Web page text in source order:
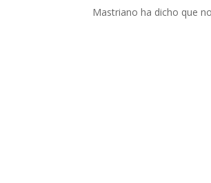
Mastriano ha dicho que